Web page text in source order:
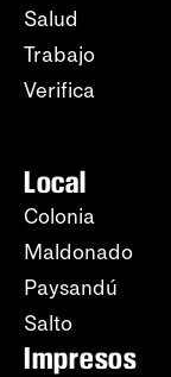
Salud
Trabajo
Verifica
Local
Colonia
Maldonado
Paysandú
Salto
Impresos